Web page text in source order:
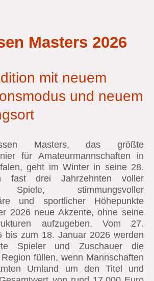
Masters 2026
mit neuem
und neuem
Masters, das größte
für Amateurmannschaften in
geht im Winter in seine 28.
fast drei Jahrzehnten voller
Spiele, stimmungsvoller
und sportlicher Höhepunkte
2026 neue Akzente, ohne seine
aufzugeben. Vom 27.
bis zum 18. Januar 2026 werden
Spieler und Zuschauer die
füllen, wenn Mannschaften
Umland um den Titel und